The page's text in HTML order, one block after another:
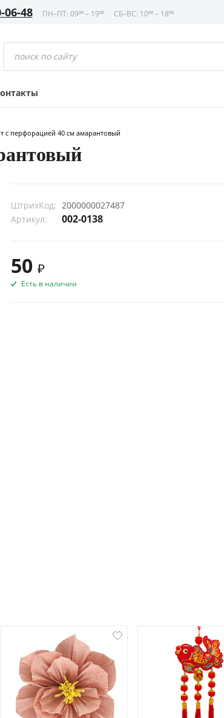
06-48 ПН–ПТ: 09⁰⁰ – 19⁰⁰ СБ–ВС: 10⁰⁰ – 18⁰⁰
с перфорацией 40 см амарантовый
ШтрихКод: 2000000027487
Артикул:
002-0138
50 ₽
Есть в наличии